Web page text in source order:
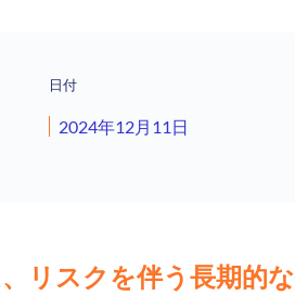
日付
2024年12月11日
リスクを伴う長期的